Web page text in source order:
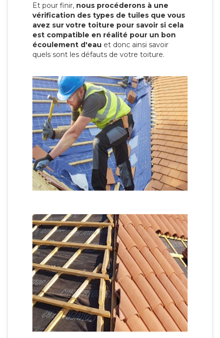
Et pour finir, nous procéderons à une
vérification des types de tuiles que vous
avez sur votre toiture pour savoir si cela
est compatible en réalité pour un bon
écoulement d'eau et donc ainsi savoir
quels sont les défauts de votre toiture.